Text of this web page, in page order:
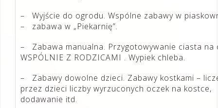
– Wyjście do ogrodu. Wspólne zabawy w
– zabawa w „Piekarnię”.
– Zabawa manualna. Przygotowywanie ciasta na
WSPÓLNIE Z RODZICAMI . Wypiek chleba.
– Zabawy dowolne dzieci. Zabawy kostkami –
przez dzieci liczby wyrzuconych oczek na kostce,
dodawanie itd.